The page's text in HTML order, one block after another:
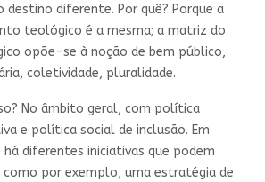
destino diferente. Por quê? Porque a
teológico é a mesma; a matriz do
opõe-se à noção de bem público,
coletividade, pluralidade.
No âmbito geral, com política
e política social de inclusão. Em
diferentes iniciativas que podem
por exemplo, uma estratégia de